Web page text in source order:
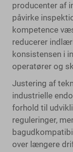
producenter af
påvirke
kompetence
reducerer
konsistensen i
operatører og
Justering af
industrielle
forhold til
reguleringer,
over længere